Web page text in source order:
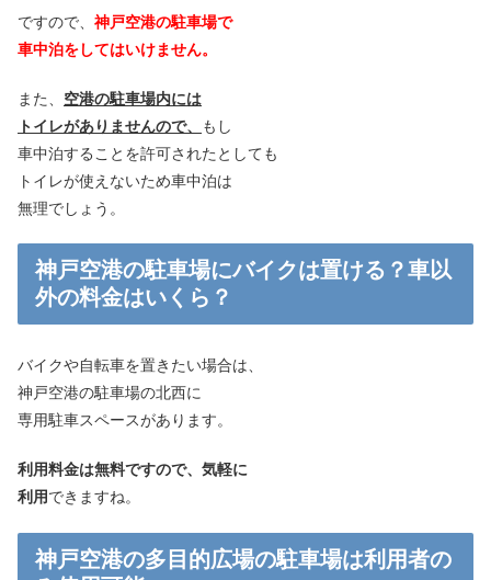
ですので、 神戸空港の駐車場で
車中泊をしてはいけません。
また、 空港の駐車場内には
トイレがありませんので、
もし
車中泊することを許可されたとしても
トイレが使えないため車中泊は
無理でしょう。
神戸空港の駐車場にバイクは置ける？車以
外の料金はいくら？
バイクや自転車を置きたい場合は、
神戸空港の駐車場の北西に
専用駐車スペースがあります。
利用料金は無料ですので、気軽に
利用できますね。
神戸空港の多目的広場の駐車場は利用者の